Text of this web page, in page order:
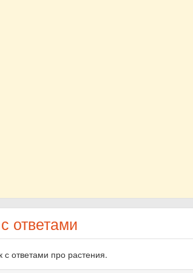
ответами
с ответами про растения.